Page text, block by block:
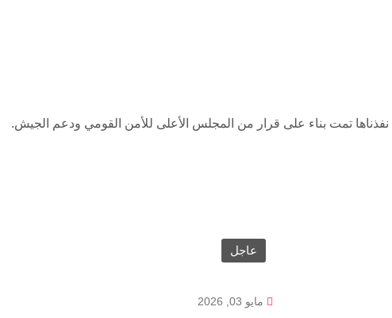
نفذناها تمت بناء على قرار من المجلس الأعلى للأمن القومي ودعم الجيش.
عاجل
مايو 03, 2026